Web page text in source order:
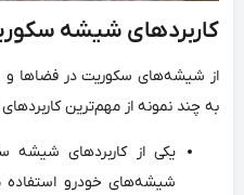
کاربردهای شیشه
از شیشه‌های سکوریت در فضاها و
به چند نمونه از مهم‌ترین
یکی از کاربردهای
شیشه‌های خودرو استفاده